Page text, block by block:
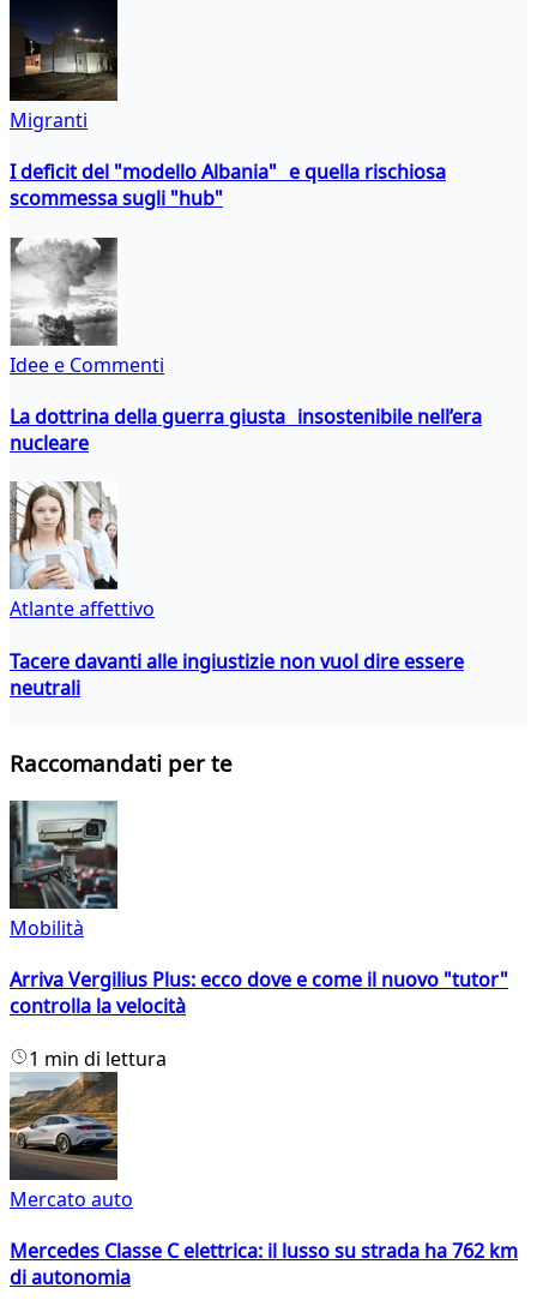
Migranti
I deficit del "modello Albania" e quella rischiosa
scommessa sugli "hub"
Idee e Commenti
La dottrina della guerra giusta insostenibile nell’era
nucleare
Atlante affettivo
Tacere davanti alle ingiustizie non vuol dire essere
neutrali
Raccomandati per te
Mobilità
Arriva Vergilius Plus: ecco dove e come il nuovo "tutor"
controlla la velocità
1 min di lettura
Mercato auto
Mercedes Classe C elettrica: il lusso su strada ha 762 km
di autonomia